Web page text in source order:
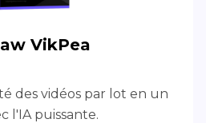
VikPea
des vidéos par lot en un
l'IA puissante.